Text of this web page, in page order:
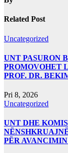
Related Post
Uncategorized
UNT PASURON
PROMOVOHET
PROF. DR.
Pri 8, 2026
Uncategorized
UNT DHE
PËR